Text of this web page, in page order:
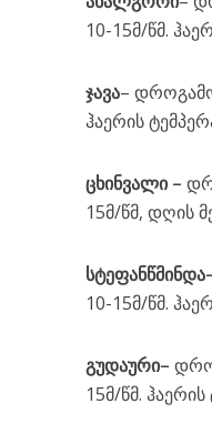
10-15მ/წმ.
ჯავა–
ჰაერის
ცხინვალი–
15მ/წმ, დღის
სტეფანწმინდა
10-15მ/წმ.
გუდაური–
15მ/წმ.